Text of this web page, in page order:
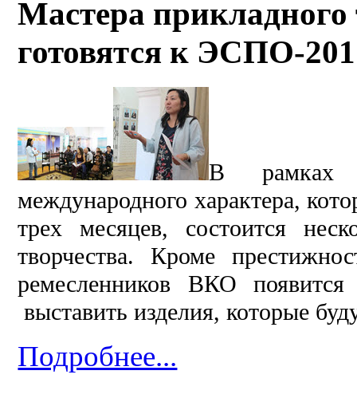
Мастера
готовятся к ЭСПО-
В рамках
международного характера,
трех месяцев, состоится
творчества. Кроме
ремесленников ВКО
выставить изделия, которые
Подробнее...